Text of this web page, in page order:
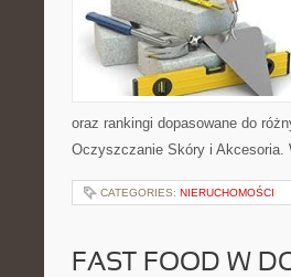
oraz rankingi dopasowane do
Oczyszczanie Skóry i Akcesoria.
CATEGORIES: NIERUCHOMOŚCI
FAST FOOD W